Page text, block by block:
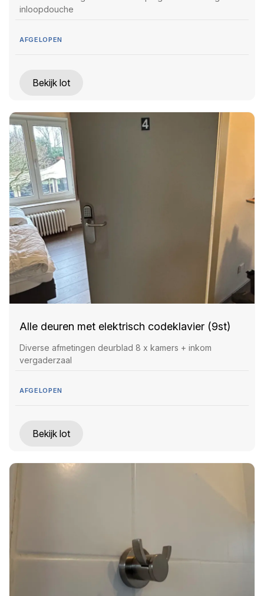
inloopdouche
AFGELOPEN
Bekijk lot
Alle deuren met elektrisch codeklavier (9st)
Diverse afmetingen deurblad 8 x kamers + inkom
vergaderzaal
AFGELOPEN
Bekijk lot